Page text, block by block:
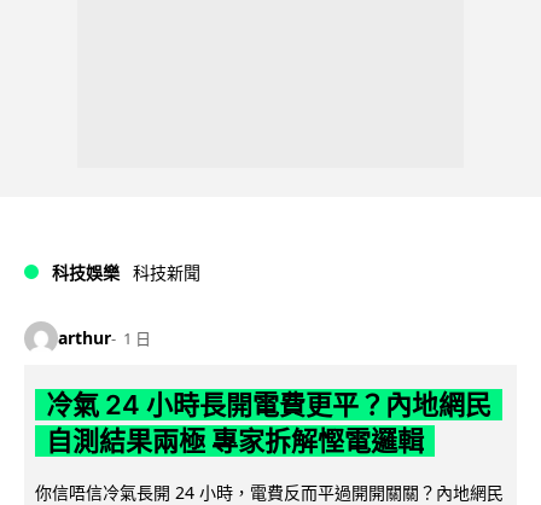
科技娛樂 科技新聞
arthur 1 日
冷氣 24 小時長開電費更平？內地網民
自測結果兩極 專家拆解慳電邏輯
你信唔信冷氣長開 24 小時，電費反而平過開開關關？內地網民